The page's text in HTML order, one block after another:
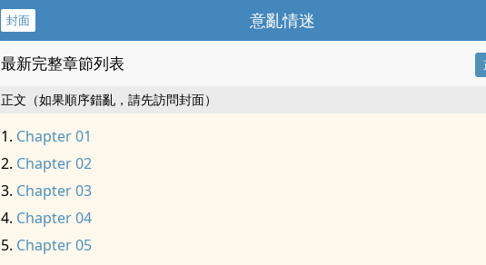
封面 意亂情迷
最新完整章節列表
正文（如果順序錯亂，請先訪問封面）
Chapter 01
Chapter 02
Chapter 03
Chapter 04
Chapter 05